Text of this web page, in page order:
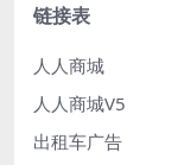
链接表
人人商城
人人商城V5
出租车广告